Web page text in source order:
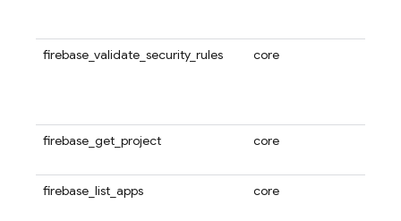
firebase_validate_security_rules
core
firebase_get_project
core
firebase_list_apps
core